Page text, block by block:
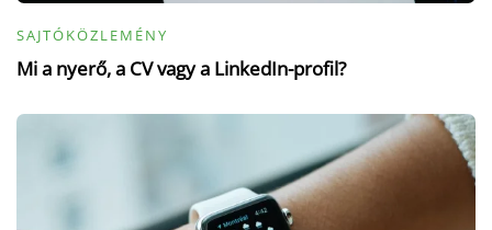
SAJTÓKÖZLEMÉNY
Mi a nyerő, a CV vagy a LinkedIn-profil?